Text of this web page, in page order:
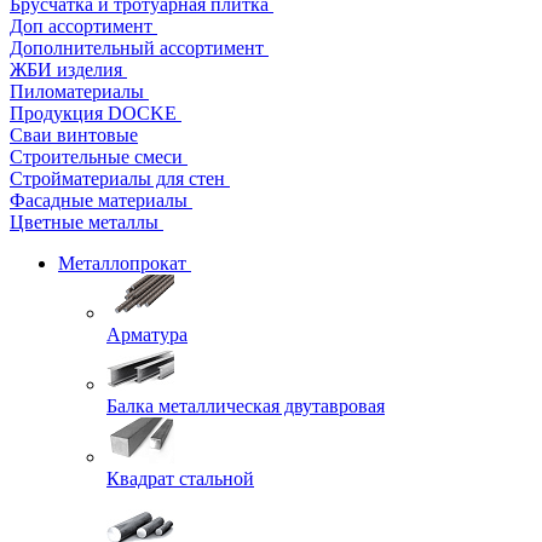
Брусчатка и тротуарная плитка
Доп ассортимент
Дополнительный ассортимент
ЖБИ изделия
Пиломатериалы
Продукция DOCKE
Сваи винтовые
Строительные смеси
Стройматериалы для стен
Фасадные материалы
Цветные металлы
Металлопрокат
Арматура
Балка металлическая двутавровая
Квадрат стальной